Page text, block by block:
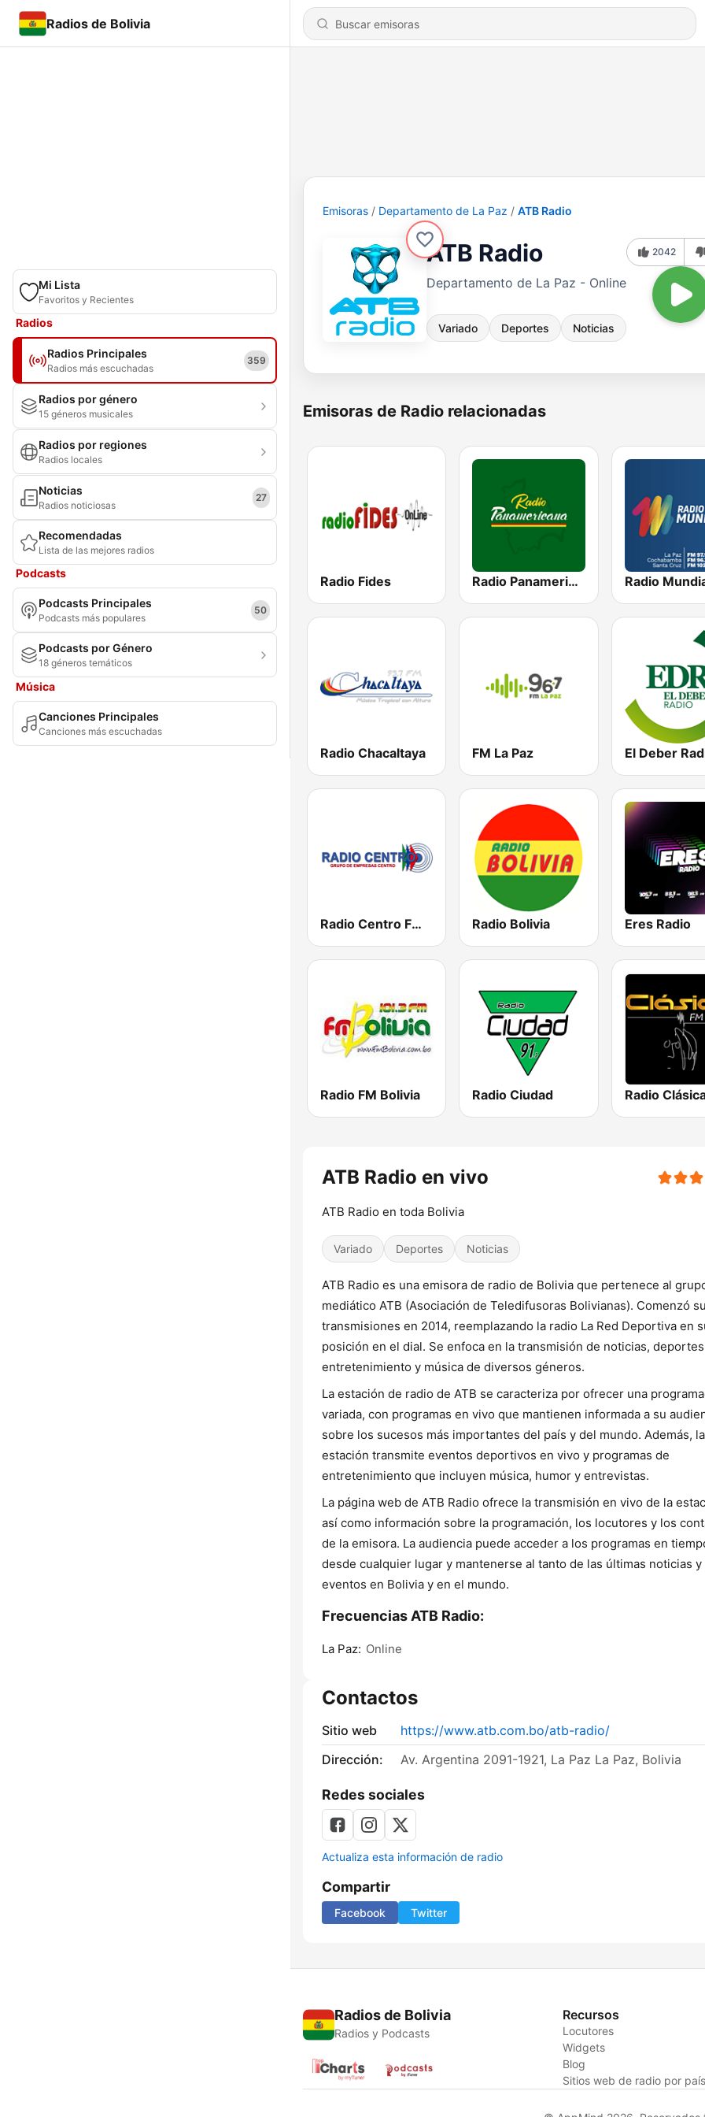
Radios de Bolivia
Mi Lista
Favoritos y Recientes
Radios
Radios Principales
Radios más escuchadas
359
Radios por género
15 géneros musicales
Radios por regiones
Radios locales
Noticias
Radios noticiosas
27
Recomendadas
Lista de las mejores radios
Podcasts
Podcasts Principales
Podcasts más populares
50
Podcasts por Género
18 géneros temáticos
Música
Canciones Principales
Canciones más escuchadas
Emisoras Departamento de La Paz ATB Radio
ATB Radio
Departamento de La Paz - Online
Variado Deportes Noticias
2042
Emisoras de Radio relacionadas
Radio Fides Radio Panamericana
Radio Chacaltaya FM La Paz El Deber
Radio Centro FM 96.1 Radio Bolivia Eres Radio
Radio FM Bolivia Radio Ciudad
ATB Radio en vivo
ATB Radio en toda Bolivia
Variado Deportes Noticias
ATB Radio es una emisora de radio de Bolivia que pertenece al
mediático ATB (Asociación de Teledifusoras Bolivianas). Comenzó
transmisiones en 2014, reemplazando la radio La Red Deportiva en
posición en el dial. Se enfoca en la transmisión de noticias,
entretenimiento y música de diversos géneros.
La estación de radio de ATB se caracteriza por ofrecer una
variada, con programas en vivo que mantienen informada a su
sobre los sucesos más importantes del país y del mundo. Además, la
estación transmite eventos deportivos en vivo y programas de
entretenimiento que incluyen música, humor y entrevistas.
La página web de ATB Radio ofrece la transmisión en vivo de la
así como información sobre la programación, los locutores y los
de la emisora. La audiencia puede acceder a los programas en
desde cualquier lugar y mantenerse al tanto de las últimas noticias y
eventos en Bolivia y en el mundo.
Frecuencias ATB Radio:
La Paz: Online
Contactos
Sitio web
https://www.atb.com.bo/atb-radio/
Dirección:
Av. Argentina 2091-1921, La Paz La Paz, Bolivia
Redes sociales
Actualiza esta información de radio
Compartir
Facebook Twitter
Radios de Bolivia
Radios y Podcasts
Recursos
Locutores
Widgets
Blog
Sitios web de radio por